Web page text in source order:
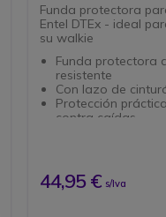
Funda protectora
Entel DTEx - ideal
su walkie
Funda protectora
resistente
Con lazo de
Protección
contra caídas
44,95 € s/Iva